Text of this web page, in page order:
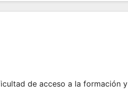
de acceso a la formación y